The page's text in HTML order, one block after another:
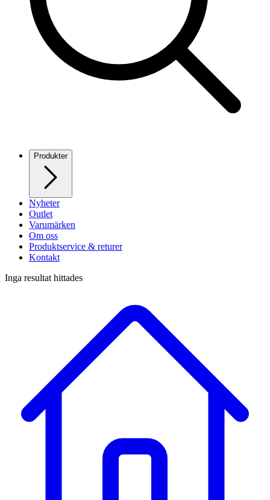
Produkter
Nyheter
Outlet
Varumärken
Om oss
Produktservice & returer
Kontakt
Inga resultat hittades